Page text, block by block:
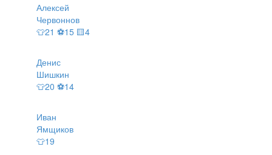
Алексей
Червоннов
👕21 ⚽15 🟨4
Денис
Шишкин
👕20 ⚽14
Иван
Ямщиков
👕19